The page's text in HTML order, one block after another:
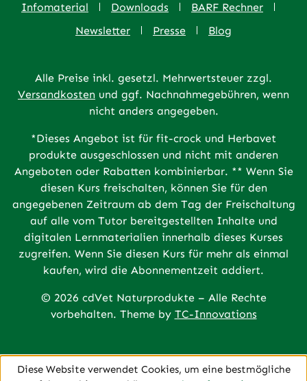
Infomaterial Downloads
BARF Rechner
Newsletter
Presse Blog
Alle Preise inkl. gesetzl. Mehrwertsteuer zzgl.
Versandkosten und ggf. Nachnahmegebühren, wenn
nicht anders angegeben.
*Dieses Angebot ist für fit-crock und Herbavet
produkte ausgeschlossen und nicht mit anderen
Angeboten oder Rabatten kombinierbar. ** Wenn Sie
diesen Kurs freischalten, können Sie für den
angegebenen Zeitraum ab dem Tag der Freischaltung
auf alle vom Tutor bereitgestellten Inhalte und
digitalen Lernmaterialien innerhalb dieses Kurses
zugreifen. Wenn Sie diesen Kurs für mehr als einmal
kaufen, wird die Abonnementzeit addiert.
© 2026 cdVet Naturprodukte – Alle Rechte
vorbehalten. Theme by TC-Innovations
Diese Website verwendet Cookies, um eine bestmögliche